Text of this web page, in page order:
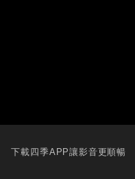
下載四季APP讓影音更順暢